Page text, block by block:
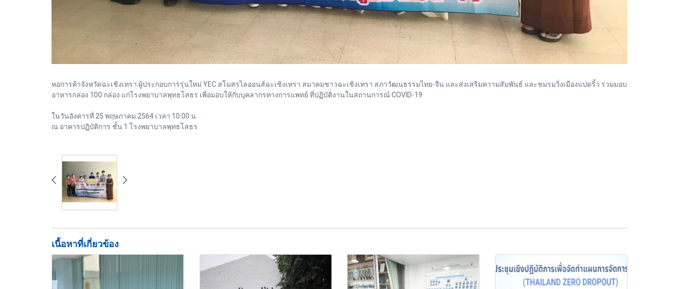
หอการค้าจังหวัดฉะเชิงเทรา ผู้ประกอบการรุ่นใหม่ YEC สโมสรไลออนส์ฉะเชิงเทรา สมาคมชาวฉะเชิงเทรา สภาวัฒนธรรมไทย-จีน และส่งเสริมความสัมพันธ์ และชมรมวิ่งเมืองแปดริ้ว ร่วมมอบ
อาหารกล่อง 100 กล่อง แก่โรงพยาบาลพุทธโสธร เพื่อมอบให้กับบุคลากรทางการแพทย์ ที่ปฏิบัติงานในสถานการณ์ COVID-19
ในวันอังคารที่ 25 พฤษภาคม 2564 เวลา 10.00 น
ณ อาคารปฏิบัติการ ชั้น 1 โรงพยาบาลพุทธโสธร
เนื้อหาที่เกี่ยวข้อง